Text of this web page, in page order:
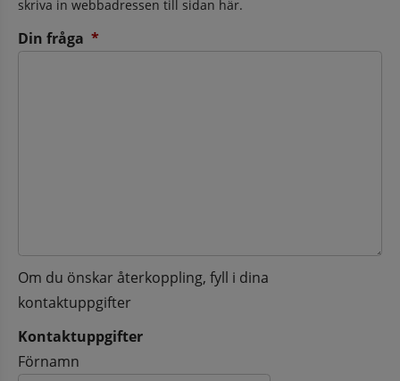
skriva in webbadressen till sidan här.
Din fråga *
Om du önskar återkoppling, fyll i dina
kontaktuppgifter
Kontaktuppgifter
Kontaktuppgifter
Förnamn